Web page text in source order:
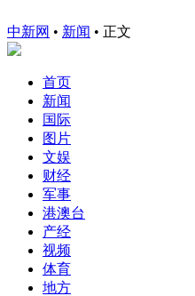
中新网 • 新闻 • 正文
首页
新闻
国际
图片
文娱
财经
军事
港澳台
产经
视频
体育
地方